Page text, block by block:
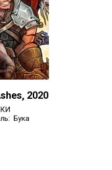
2020
Бука